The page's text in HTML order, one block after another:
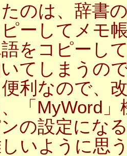
のは、辞書
ーしてメモ
をコピーし
てしまうの
利なので、
「MyWord
の設定にな
いように思